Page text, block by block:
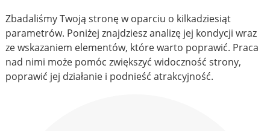
Zbadaliśmy Twoją stronę w oparciu o kilkadziesiąt
parametrów. Poniżej znajdziesz analizę jej kondycji wraz
ze wskazaniem elementów, które warto poprawić. Praca
nad nimi może pomóc zwiększyć widoczność strony,
poprawić jej działanie i podnieść atrakcyjność.